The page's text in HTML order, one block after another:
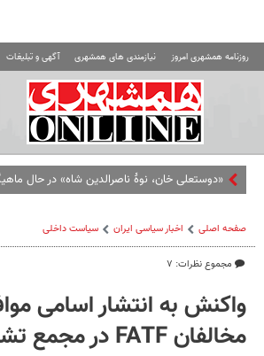
روزنامه همشهری امروز نیازمندی های همشهری آگهی و تبلیغات
«دوستعلی خان، نوۀ ناصرالدین شاه» در حال
صفحه اصلی اخبار سیاسی ایران سیاست داخلی
مجموع نظرات: ۷
واکنش به انتشار اسامی
مخالفان FATF در مجمع تشخیص